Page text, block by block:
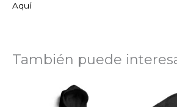
Aquí
También puede